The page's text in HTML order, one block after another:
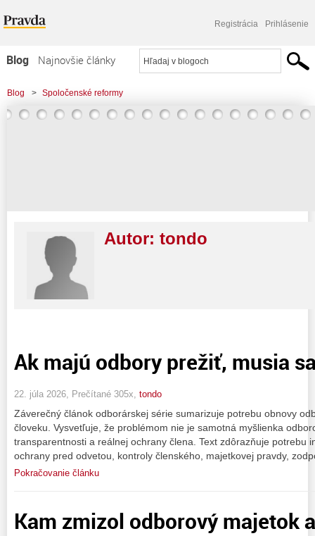
Registrácia Prihlásenie
Blog
Najnovšie články
Najčítanejšie články
Najkomentovanejšie články
Blog > Spoločenské reformy
Autor: tondo
Ak majú odbory prežiť, musia
22. júla 2026, Prečítané 305x, tondo
Záverečný článok odborárskej série sumarizuje potrebu obnovy
človeku. Vysvetľuje, že problémom nie je samotná myšlienka
transparentnosti a reálnej ochrany člena. Text zdôrazňuje potrebu
ochrany pred odvetou, kontroly členského, majetkovej pravdy,
Pokračovanie článku
Kam zmizol odborový majetok